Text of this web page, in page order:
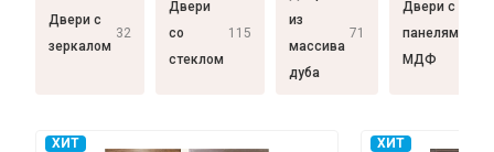
Двери с
зеркалом
32
Двери
со
стеклом
115
из
массива
дуба
71
Двери с
панелями
МДФ
ХИТ ХИТ